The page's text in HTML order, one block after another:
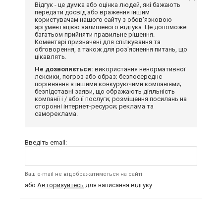
Відгук - це думка або оцінка людей, які бажають
передати досвід або враження іншим
користувачам нашого сайту з обов'язковою
аргументацією залишеного відгука. Це допоможе
багатьом прийняти правильне рішення.
Коментарі призначені для спілкування та
обговорення, а також для роз'яснення питань, що
цікавлять.
Не дозволяється: використання ненормативної
лексики, погроз або образ; безпосереднє
порівняння з іншими конкуруючими компаніями;
безпідставні заяви, що ображають діяльність
компанії і / або її послуги; розміщення посилань на
сторонні інтернет-ресурси; реклама та
самореклама.
Введіть email:
Ваш e-mail не відображатиметься на сайті
або Авторизуйтесь для написання відгуку